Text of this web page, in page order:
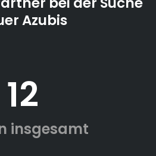
Azubis
12
insgesamt